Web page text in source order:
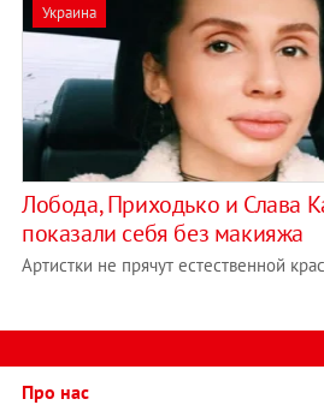
Украина
Лобода, Приходько и Слава
показали себя без макияжа
Артистки не прячут естественной
Про нас